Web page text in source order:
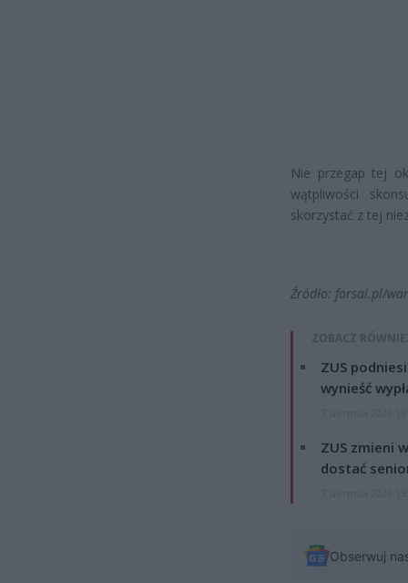
Nie przegap tej
wątpliwości
skorzystać z tej
Źródło: forsal.pl/
ZOBACZ
ZUS
wynieść
ZUS zmieni
dostać
Obserwuj